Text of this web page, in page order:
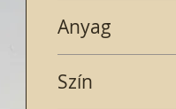
Anyag
Szín